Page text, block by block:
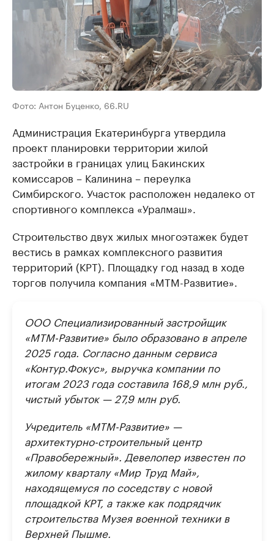
Фото: Антон Буценко, 66.RU
Администрация Екатеринбурга утвердила
проект планировки территории жилой
застройки в границах улиц Бакинских
комиссаров – Калинина – переулка
Симбирского. Участок расположен недалеко от
спортивного комплекса «Уралмаш».
Строительство двух жилых многоэтажек будет
вестись в рамках комплексного развития
территорий (КРТ). Площадку год назад в ходе
торгов получила компания «МТМ-Развитие».
ООО Специализированный застройщик
«МТМ-Развитие» было образовано в апреле
2025 года. Согласно данным сервиса
«Контур.Фокус», выручка компании по
итогам 2023 года составила 168,9 млн руб.,
чистый убыток — 27,9 млн руб.
Учредитель «МТМ-Развитие» —
архитектурно-строительный центр
«Правобережный». Девелопер известен по
жилому кварталу «Мир Труд Май»,
находящемуся по соседству с новой
площадкой КРТ, а также как подрядчик
строительства Музея военной техники в
Верхней Пышме.